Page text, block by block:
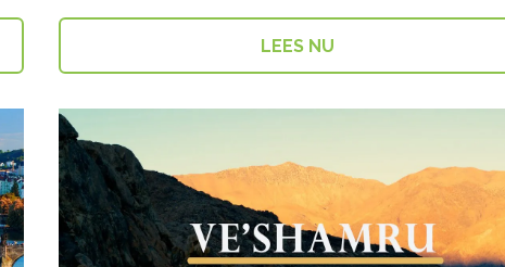
LEES NU